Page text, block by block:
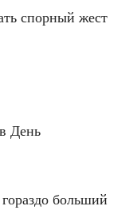
спорный жест
День
больший